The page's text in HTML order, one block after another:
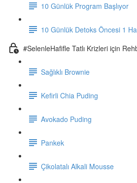
10 Günlük Program Başlıyor
10 Günlük Detoks Öncesi 1
#SelenleHafifle Tatlı Krizleri için
Sağlıklı Brownie
Kefirli Chia Puding
Avokado Puding
Pankek
Çikolatalı Alkali Mousse